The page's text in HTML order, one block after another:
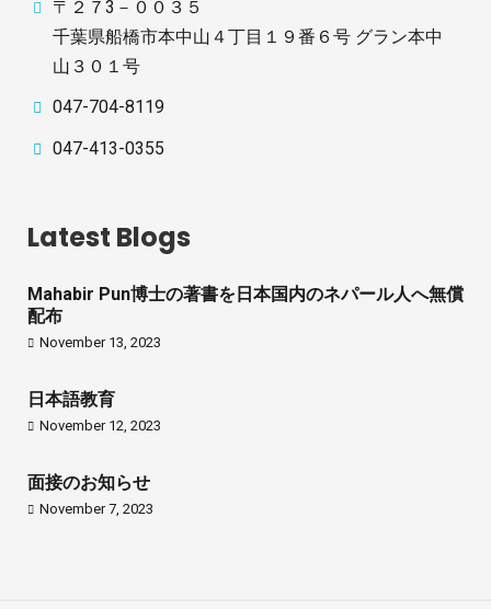
〒２７3－００３５
千葉県船橋市本中山４丁目１９番６号 グラン本中
山３０１号
047-704-8119
047-413-0355
Latest Blogs
Mahabir Pun博士の著書を日本国内のネパール人へ無償
配布
November 13, 2023
日本語教育
November 12, 2023
面接のお知らせ
November 7, 2023